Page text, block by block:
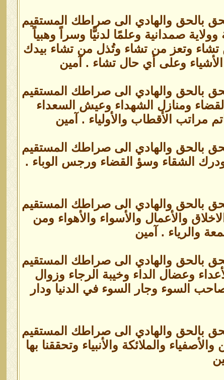
بالحق والهادي الى صراطك المستقيم
صمدانية وعلمًا لدنيًّا وسراً وهبياً
وتعز من تشاء وتُذل من تشاء بيدك
وعلى أي حال تشاء . آمين
بالحق والهادي الى صراطك المستقيم
ومنازل الشهداء وعيش السعداء
مراتب الأقطاب والأولياء . آمين
بالحق والهادي الى صراطك المستقيم
الشقاء وسؤ القضاء ورجس الوباء .
بالحق والهادي الى صراطك المستقيم
والأعمال والأسواء والأهواء ومن
والرياء . آمين
بالحق والهادي الى صراطك المستقيم
وعضال الداء وخيبة الرجاء وزوال
السوء وجار السوء في الدنيا ودار
بالحق والهادي الى صراطك المستقيم
والملائكة والأنبياء وتحققنا بها